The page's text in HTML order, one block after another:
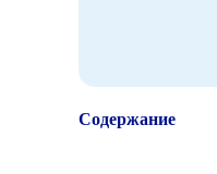
Содержание